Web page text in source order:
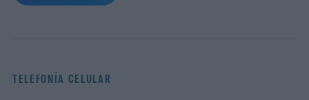
OnePlus ha puesto en marcha lanzando
TELEFONÍA CELULAR